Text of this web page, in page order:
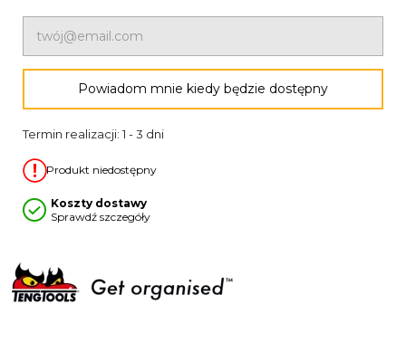
Powiadom mnie kiedy będzie dostępny
Termin realizacji: 1 - 3 dni
Produkt niedostępny
Koszty dostawy
Sprawdź szczegóły